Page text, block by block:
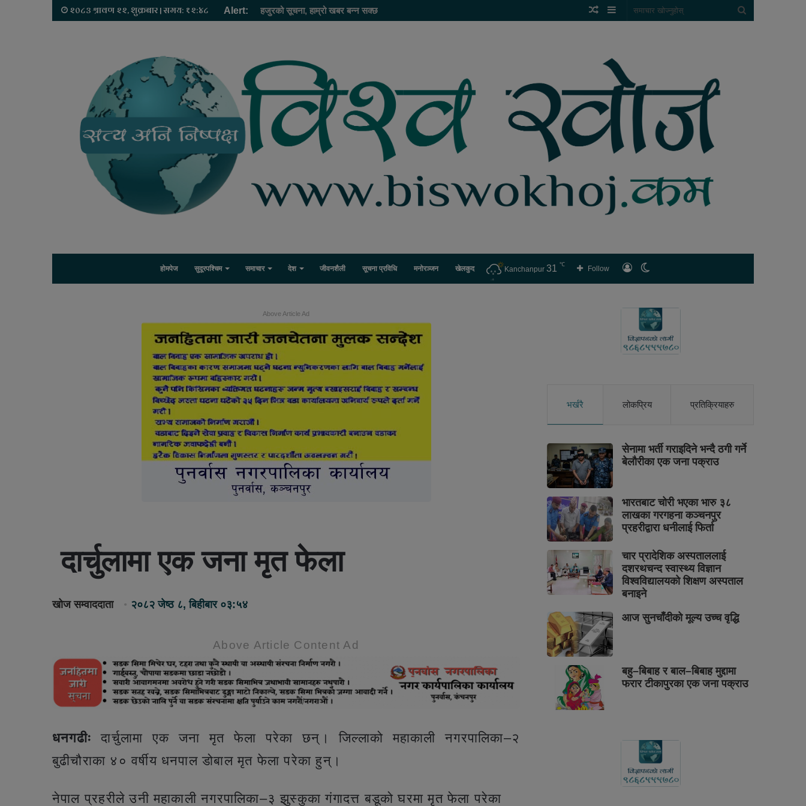
२०८३ श्रावण २२, शुक्रबार | समय: १२:४८ Alert: हजुरको सूचना, हाम्रो खबर बन्न सक्छ Sidebar
Random
होमपेज सुदूरपश्चिम समाचार देश जीवनशैली सूचना प्रविधि मनोरञ्जन खेलकुद लगइन
Follow
Kanchanpur 31 ℃
Above Article Ad
दार्चुलामा एक जना मृत फेला
खोज सम्वाददाता २०८२ जेष्ठ ८, बिहीबार ०३:५४
Above Article Content Ad
धनगढीः दार्चुलामा एक जना मृत फेला परेका छन्। जिल्लाको महाकाली नगरपालिका–२
बुढीचौराका ४० वर्षीय धनपाल डोबाल मृत फेला परेका हुन्।
नेपाल प्रहरीले उनी महाकाली नगरपालिका–३ झुस्कुका गंगादत्त बडूको घरमा मृत फेला परेका
भर्खरै लोकप्रिय प्रतिक्रियाहरु
सेनामा भर्ती गराइदिने भन्दै ठगी गर्ने
बेलौरीका एक जना पक्राउ
भारतबाट चोरी भएका भारु ३८
लाखका गरगहना कञ्चनपुर
प्रहरीद्वारा धनीलाई फिर्ता
चार प्रादेशिक अस्पताललाई
दशरथचन्द स्वास्थ्य विज्ञान
विश्वविद्यालयको शिक्षण अस्पताल
बनाइने
आज सुनचाँदीको मूल्य उच्च वृद्धि
बहु–बिबाह र बाल–बिबाह मुद्दामा
फरार टीकापुरका एक जना पक्राउ